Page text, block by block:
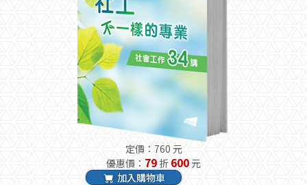
定價：760 元
優惠價： 79 折 600 元
加入購物車